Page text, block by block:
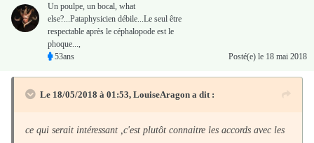
Un poulpe, un bocal, what
else?...Pataphysicien débile...Le seul être
respectable après le céphalopode est le
phoque...,
53ans
Posté(e) le 18 mai 2018
Le 18/05/2018 à 01:53, LouiseAragon a dit :
ce qui serait intéressant ,c'est plutôt connaitre les accords avec les